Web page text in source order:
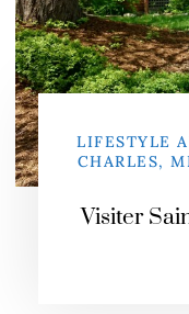
LIFESTYLE
CHARLES,
Visiter